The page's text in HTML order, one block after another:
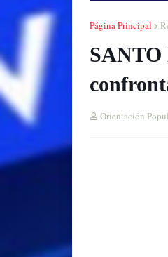
Página Principal
SANTO
Orientación